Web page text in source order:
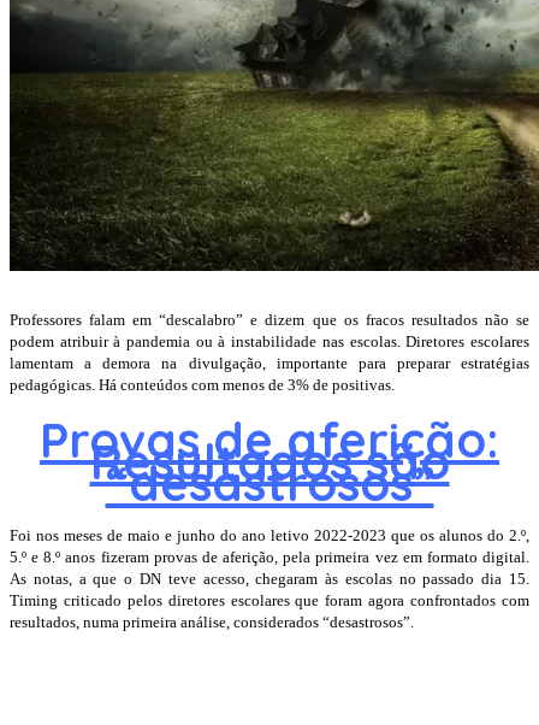
Professores falam em “descalabro” e dizem que os fracos resultados não se
podem atribuir à pandemia ou à instabilidade nas escolas. Diretores escolares
lamentam a demora na divulgação, importante para preparar estratégias
pedagógicas. Há conteúdos com menos de 3% de positivas.
Provas de aferição:
Resultados são
“desastrosos”
Foi nos meses de maio e junho do ano letivo 2022-2023 que os alunos do 2.º,
5.º e 8.º anos fizeram provas de aferição, pela primeira vez em formato digital.
As notas, a que o DN teve acesso, chegaram às escolas no passado dia 15.
Timing criticado pelos diretores escolares que foram agora confrontados com
resultados, numa primeira análise, considerados “desastrosos”.